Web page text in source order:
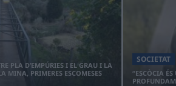
PLA D’EMPÚRIES I EL GRAU I LA
MINA, PRIMERES ESCOMESES
SOCIETAT
“ESCÒCIA